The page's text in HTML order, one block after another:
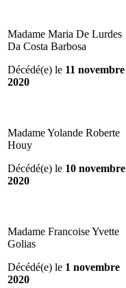
Madame Maria De Lurdes
Da Costa Barbosa
Décédé(e) le 11 novembre
2020
Madame Yolande Roberte
Houy
Décédé(e) le 10 novembre
2020
Madame Francoise Yvette
Golias
Décédé(e) le 1 novembre
2020